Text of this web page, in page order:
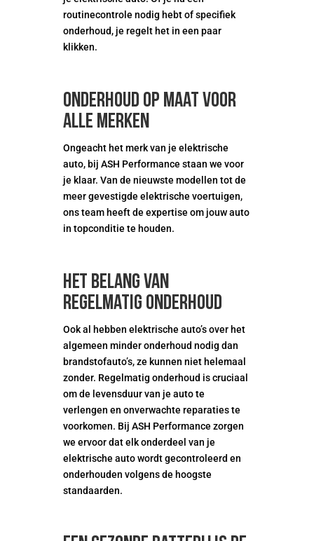
routinecontrole nodig hebt of specifiek
onderhoud, je regelt het in een paar
klikken.
Onderhoud op maat voor
alle merken
Ongeacht het merk van je elektrische
auto, bij ASH Performance staan we voor
je klaar. Van de nieuwste modellen tot de
meer gevestigde elektrische voertuigen,
ons team heeft de expertise om jouw auto
in topconditie te houden.
Het belang van
regelmatig onderhoud
Ook al hebben elektrische auto’s over het
algemeen minder onderhoud nodig dan
brandstofauto’s, ze kunnen niet helemaal
zonder. Regelmatig onderhoud is cruciaal
om de levensduur van je auto te
verlengen en onverwachte reparaties te
voorkomen. Bij ASH Performance zorgen
we ervoor dat elk onderdeel van je
elektrische auto wordt gecontroleerd en
onderhouden volgens de hoogste
standaarden.